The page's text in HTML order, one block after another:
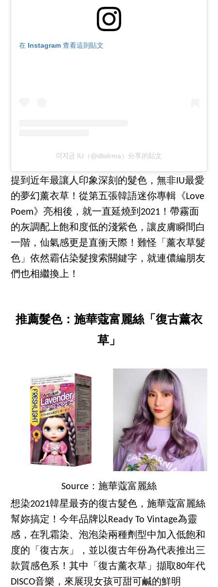
在 Instagram 查看這則貼文
이지금 IU（@dlwlrma）分享的貼文
提到近年最讓人印象深刻的髮色，無非IU最愛
的夢幻薰衣草！從第五張韓語迷你專輯《Love
Poem》亮相後，就一直延燒到2021！帶霧面
的灰調配上飽和度低的淺紫色，讓皮膚瞬間白
一階，仙氣感更是直衝天際！難怪「薰衣草髮
色」依然霸佔染髮搜索關鍵字，就連儂編朋友
們也相繼換上！
推薦髮色：施華蔻富麗絲「復古薰衣
草」
Source：施華蔻富麗絲
想染2021韓星最夯的復古髮色，施華蔻富麗絲
幫妳搞定！今年品牌以Ready To Vintage為靈
感，在乳霜染、泡泡染兩種劑型中加入低飽和
度的「復古灰」，並以復古年份為代表推出三
款質感色系！其中「復古薰衣草」擷取80年代
DISCO音樂，來展現女孩可甜可鹹的鮮明